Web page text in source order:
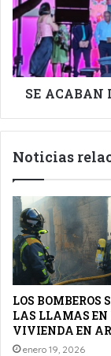
DEL
EL
ESCOBONAL.
SE ACABAN
Noticias
LOS BOMBEROS
LAS LLAMAS EN
VIVIENDA EN
enero 19, 2026